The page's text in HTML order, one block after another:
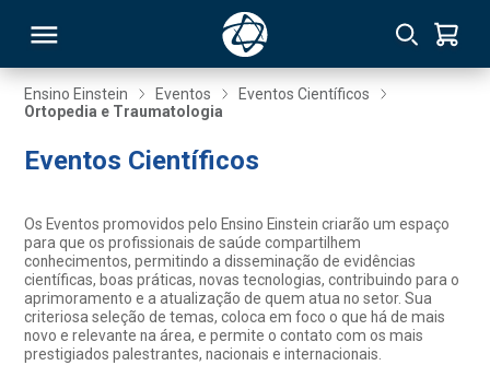
Ensino Einstein Eventos
Eventos Científicos
Ortopedia e Traumatologia
Eventos Científicos
Os Eventos promovidos pelo Ensino Einstein criarão um espaço
para que os profissionais de saúde compartilhem
conhecimentos, permitindo a disseminação de evidências
científicas, boas práticas, novas tecnologias, contribuindo para o
aprimoramento e a atualização de quem atua no setor. Sua
criteriosa seleção de temas, coloca em foco o que há de mais
novo e relevante na área, e permite o contato com os mais
prestigiados palestrantes, nacionais e internacionais.